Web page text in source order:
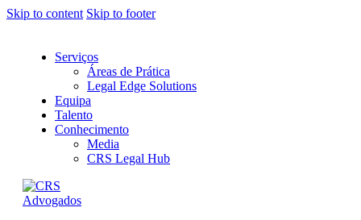
Skip to content Skip to footer
Serviços
Áreas de Prática
Legal Edge Solutions
Equipa
Talento
Conhecimento
Media
CRS Legal Hub